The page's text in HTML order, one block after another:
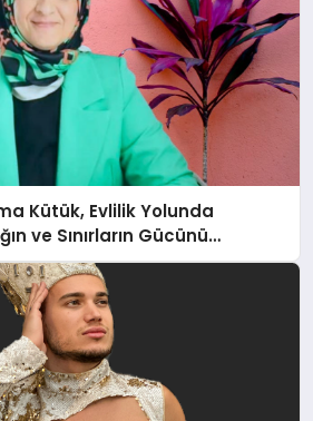
Kütük, Evlilik Yolunda
ve Sınırların Gücünü